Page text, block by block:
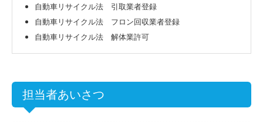
自動車リサイクル法 引取業者登録
自動車リサイクル法 フロン回収業者登録
自動車リサイクル法 解体業許可
担当者あいさつ